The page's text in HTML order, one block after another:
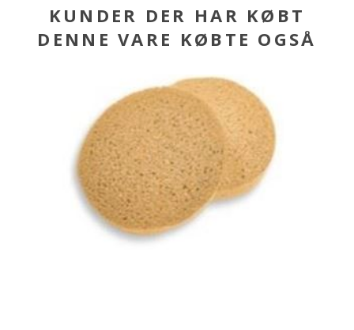
KUNDER DER HAR KØBT
DENNE VARE KØBTE OGSÅ